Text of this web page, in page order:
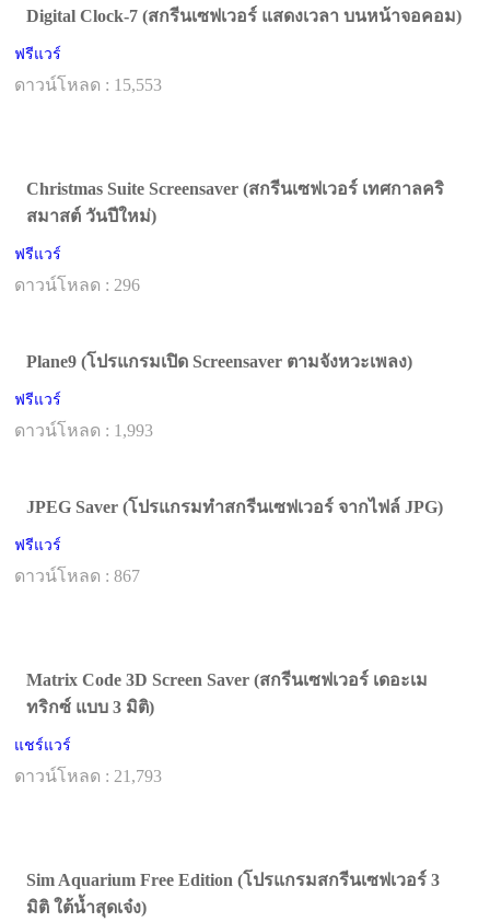
Digital Clock-7 (สกรีนเซฟเวอร์ แสดงเวลา บนหน้าจอคอม)
ฟรีแวร์
ดาวน์โหลด : 15,553
Christmas Suite Screensaver (สกรีนเซฟเวอร์ เทศกาลคริ
สมาสต์ วันปีใหม่)
ฟรีแวร์
ดาวน์โหลด : 296
Plane9 (โปรแกรมเปิด Screensaver ตามจังหวะเพลง)
ฟรีแวร์
ดาวน์โหลด : 1,993
JPEG Saver (โปรแกรมทำสกรีนเซฟเวอร์ จากไฟล์ JPG)
ฟรีแวร์
ดาวน์โหลด : 867
Matrix Code 3D Screen Saver (สกรีนเซฟเวอร์ เดอะเม
ทริกซ์ แบบ 3 มิติ)
แชร์แวร์
ดาวน์โหลด : 21,793
Sim Aquarium Free Edition (โปรแกรมสกรีนเซฟเวอร์ 3
มิติ ใต้น้ำสุดเจ๋ง)